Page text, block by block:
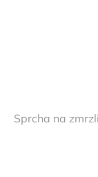
Sprcha na